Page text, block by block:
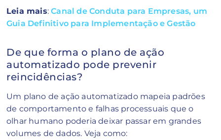
Leia mais:Canal de Conduta para Empresas, um
Guia Definitivo para Implementação e Gestão
De que forma o plano de ação
automatizado pode prevenir
reincidências?
Um plano de ação automatizado mapeia padrões
de comportamento e falhas processuais que o
olhar humano poderia deixar passar em grandes
volumes de dados. Veja como: